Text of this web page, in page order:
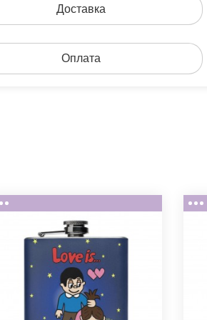
Доставка
Оплата